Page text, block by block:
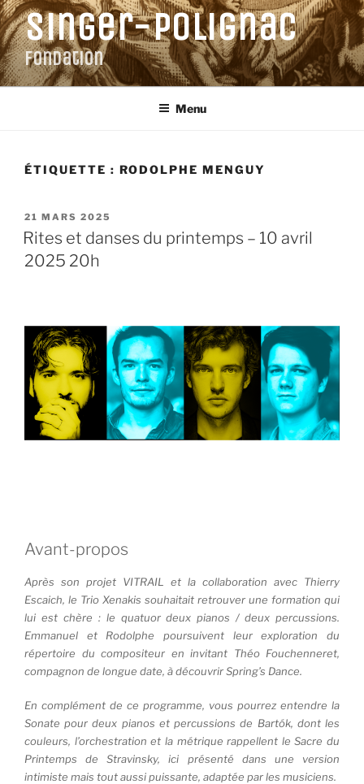
Aller
au
contenu
principal
Singer-Polignac
Fondation
Menu
ÉTIQUETTE : RODOLPHE MENGUY
PUBLIÉ
LE
21 MARS 2025
Rites et danses du printemps – 10 avril
2025 20h
Avant-propos
Après son projet VITRAIL et la collaboration avec Thierry
Escaich, le Trio Xenakis souhaitait retrouver une formation qui
lui est chère : le quatuor deux pianos / deux percussions.
Emmanuel et Rodolphe poursuivent leur exploration du
répertoire du compositeur en invitant Théo Fouchenneret,
compagnon de longue date, à découvrir Spring’s Dance.
En complément de ce programme, vous pourrez entendre la
Sonate pour deux pianos et percussions de Bartók, dont les
couleurs, l’orchestration et la métrique rappellent le Sacre du
Printemps de Stravinsky, ici présenté dans une version
intimiste mais tout aussi puissante, adaptée par les musiciens.